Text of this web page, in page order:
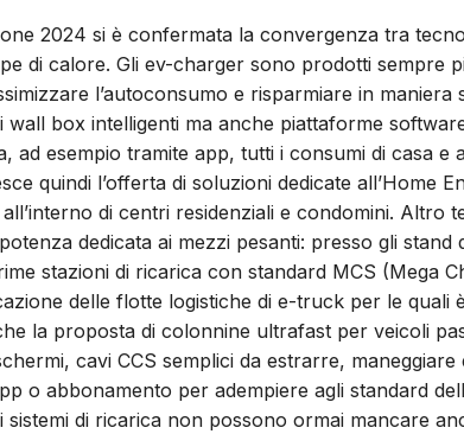
2024 si è confermata la convergenza tra
di calore. Gli ev-charger sono prodotti sempre
l’autoconsumo e risparmiare in maniera
box intelligenti ma anche piattaforme
ad esempio tramite app, tutti i consumi di casa e
quindi l’offerta di soluzioni dedicate all’Home
di centri residenziali e condomini. Altro
dedicata ai mezzi pesanti: presso gli
stazioni di ricarica con standard MCS (Mega
delle flotte logistiche di e-truck per le quali
la proposta di colonnine ultrafast per veicoli
cavi CCS semplici da estrarre,
o abbonamento per adempiere agli standard
di ricarica non possono ormai mancare